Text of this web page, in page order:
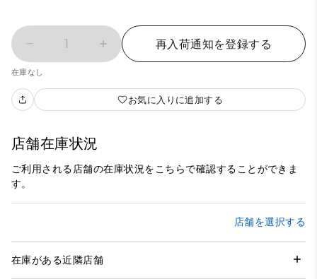
1 再入荷通知を登録する
在庫なし
お気に入りに追加する
店舗在庫状況
ご利用される店舗の在庫状況をこちらで確認することができま
す。
店舗を選択する
在庫がある近隣店舗